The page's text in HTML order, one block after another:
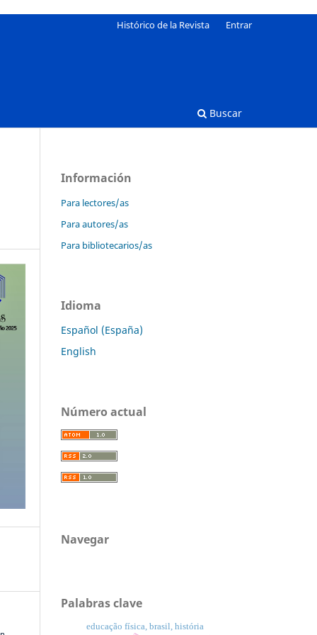
Buscar
Histórico de la Revista Entrar
Información
Para lectores/as
Para autores/as
Para bibliotecarios/as
Idioma
Español (España)
English
Número actual
Navegar
Palabras clave
educação física, brasil, história